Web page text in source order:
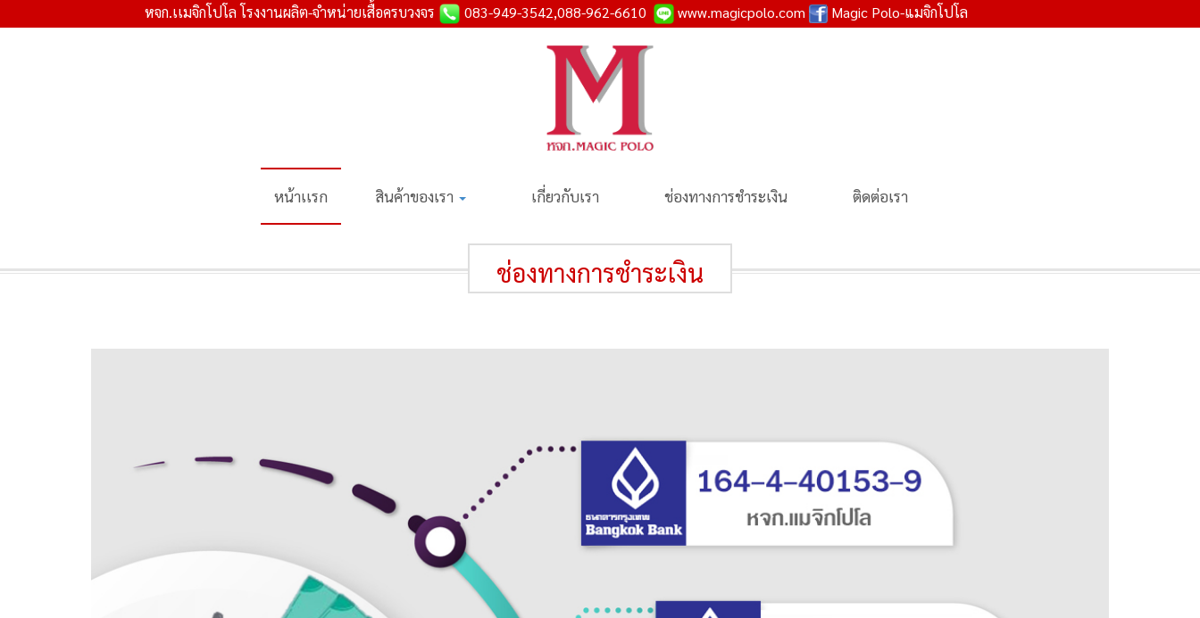
หจก.เเมจิกโปโล โรงงานผลิต-จำหน่ายเสื้อครบวงจร 083-949-3542,088-962-6610 www.magicpolo.com Magic Polo-แมจิกโปโล
หน้าเเรก สินค้าของเรา เกี่ยวกับเรา ช่องทางการชำระเงิน ติดต่อเรา
ช่องทางการชำระเงิน